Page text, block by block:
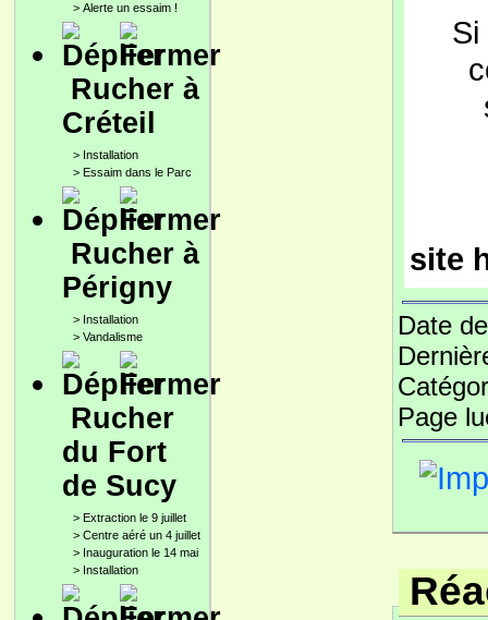
> Alerte un essaim !
Rucher à
Créteil
> Installation
> Essaim dans le Parc
Rucher à
Périgny
> Installation
> Vandalisme
Rucher
du Fort
de Sucy
> Extraction le 9 juillet
> Centre aéré un 4 juillet
> Inauguration le 14 mai
> Installation
Si
site
Date
Page